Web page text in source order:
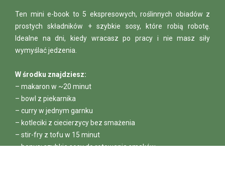
Ten mini e-book to 5 ekspresowych, roślinnych obiadów z
prostych składników + szybkie sosy, które robią robotę.
Idealne na dni, kiedy wracasz po pracy i nie masz siły
wymyślać jedzenia.
W środku znajdziesz:
– makaron w ~20 minut
– bowl z piekarnika
– curry w jednym garnku
– kotleciki z ciecierzycy bez smażenia
– stir-fry z tofu w 15 minut
– bonus: szybkie sosy do rotowania smaków